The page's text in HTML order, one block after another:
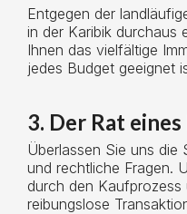
Entgegen der
in der Karibik durchaus
Ihnen das vielfältige
jedes Budget geeignet
3. Der Rat
Überlassen Sie uns die
und rechtliche Fragen.
durch den
reibungslose